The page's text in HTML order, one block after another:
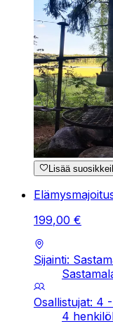
Lisää
199,00 €
Sijainti:
Osallistujat: 4
4